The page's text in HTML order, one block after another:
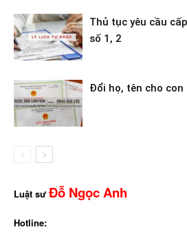
Thủ tục yêu cầu
số 1, 2
Đổi họ, tên cho con
Luật sưĐỗ Ngọc Anh
Hotline: